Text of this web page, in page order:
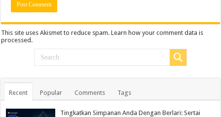
This site uses Akismet to reduce spam.Learn how your comment data is
processed.
Recent Popular Comments Tags
Tingkatkan Simpanan Anda Dengan Berlari: Sertai